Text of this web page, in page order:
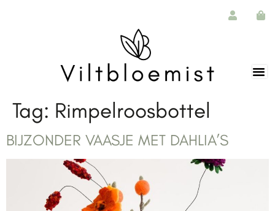
Tag: Rimpelroosbottel
BIJZONDER VAASJE MET DAHLIA’S